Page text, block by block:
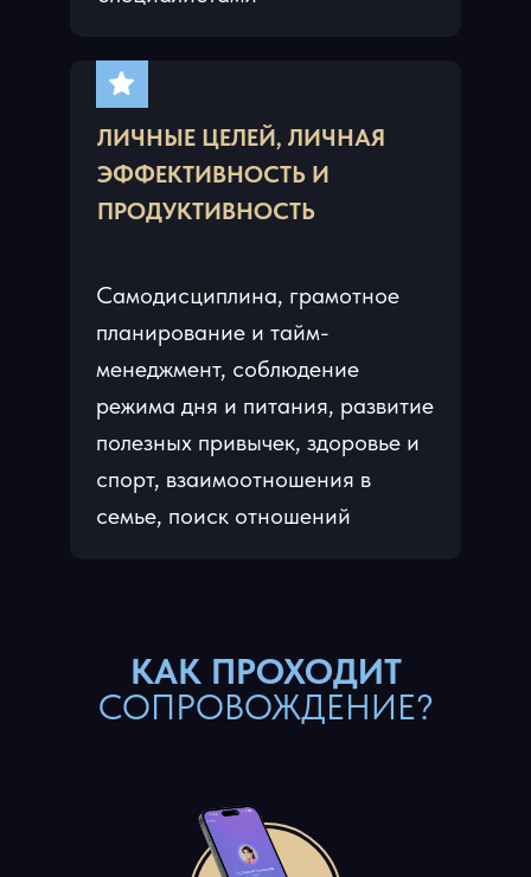
ЛИЧНЫЕ ЦЕЛЕЙ, ЛИЧНАЯ
ЭФФЕКТИВНОСТЬ И
ПРОДУКТИВНОСТЬ
Самодисциплина, грамотное
планирование и тайм-
менеджмент, соблюдение
режима дня и питания, развитие
полезных привычек, здоровье и
спорт, взаимоотношения в
семье, поиск отношений
КАК ПРОХОДИТ
СОПРОВОЖДЕНИЕ?